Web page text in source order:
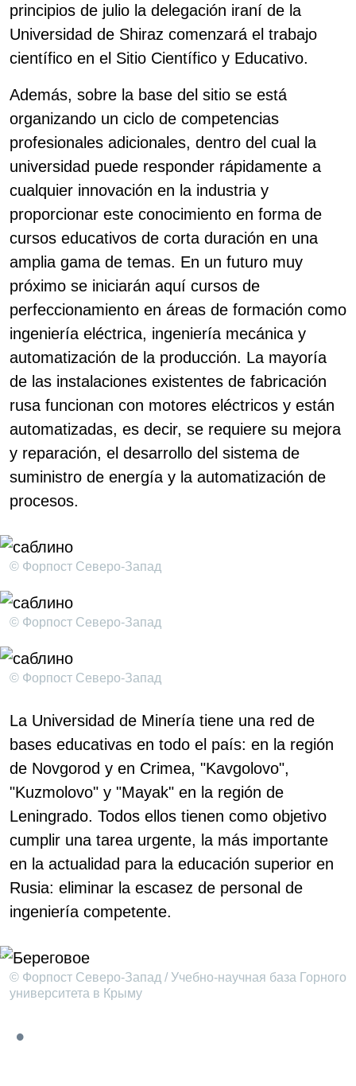
principios de julio la delegación iraní de la
Universidad de Shiraz comenzará el trabajo
científico en el Sitio Científico y Educativo.
Además, sobre la base del sitio se está
organizando un ciclo de competencias
profesionales adicionales, dentro del cual la
universidad puede responder rápidamente a
cualquier innovación en la industria y
proporcionar este conocimiento en forma de
cursos educativos de corta duración en una
amplia gama de temas. En un futuro muy
próximo se iniciarán aquí cursos de
perfeccionamiento en áreas de formación como
ingeniería eléctrica, ingeniería mecánica y
automatización de la producción. La mayoría
de las instalaciones existentes de fabricación
rusa funcionan con motores eléctricos y están
automatizadas, es decir, se requiere su mejora
y reparación, el desarrollo del sistema de
suministro de energía y la automatización de
procesos.
© Форпост Северо-Запад
© Форпост Северо-Запад
© Форпост Северо-Запад
La Universidad de Minería tiene una red de
bases educativas en todo el país: en la región
de Novgorod y en Crimea, "Kavgolovo",
"Kuzmolovo" y "Mayak" en la región de
Leningrado. Todos ellos tienen como objetivo
cumplir una tarea urgente, la más importante
en la actualidad para la educación superior en
Rusia: eliminar la escasez de personal de
ingeniería competente.
© Форпост Северо-Запад / Учебно-научная база Горного
университета в Крыму